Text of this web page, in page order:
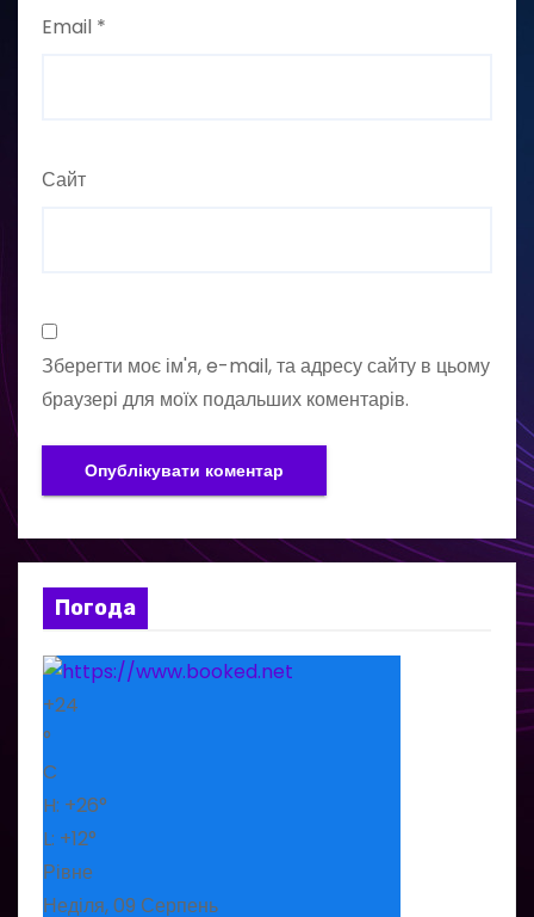
Email *
Сайт
Зберегти моє ім'я, e-mail, та адресу сайту в цьому
браузері для моїх подальших коментарів.
Погода
+24
°
C
H: +26°
L: +12°
Рівне
Неділя, 09 Серпень